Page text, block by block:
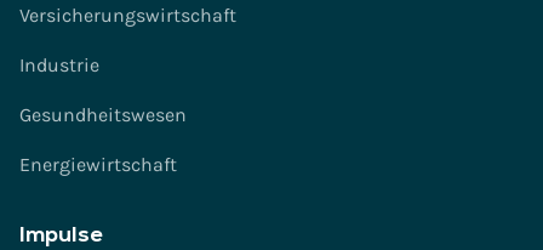
ä
d
s
Versicherungswirtschaft
Industrie
Gesundheitswesen
Energiewirtschaft
Impulse